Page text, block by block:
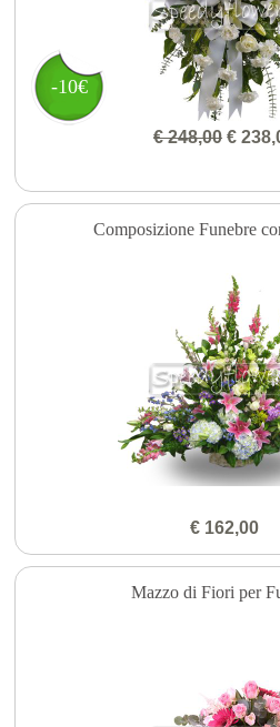
-10€
€ 248,00 €
Composizione Funebre
€ 162,00
Mazzo di Fiori per